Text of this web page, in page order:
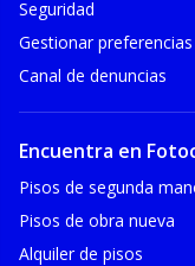
Seguridad
Gestionar
Canal de denuncias
Encuentra en
Pisos de segunda
Pisos de obra nueva
Alquiler de pisos